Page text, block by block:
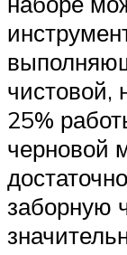
чистовой,
25%
черновой
заборную